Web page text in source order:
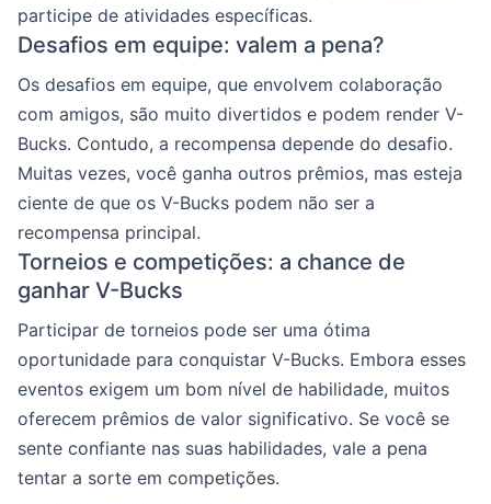
participe de atividades específicas.
Desafios em equipe: valem a pena?
Os desafios em equipe, que envolvem colaboração
com amigos, são muito divertidos e podem render V-
Bucks. Contudo, a recompensa depende do desafio.
Muitas vezes, você ganha outros prêmios, mas esteja
ciente de que os V-Bucks podem não ser a
recompensa principal.
Torneios e competições: a chance de
ganhar V-Bucks
Participar de torneios pode ser uma ótima
oportunidade para conquistar V-Bucks. Embora esses
eventos exigem um bom nível de habilidade, muitos
oferecem prêmios de valor significativo. Se você se
sente confiante nas suas habilidades, vale a pena
tentar a sorte em competições.